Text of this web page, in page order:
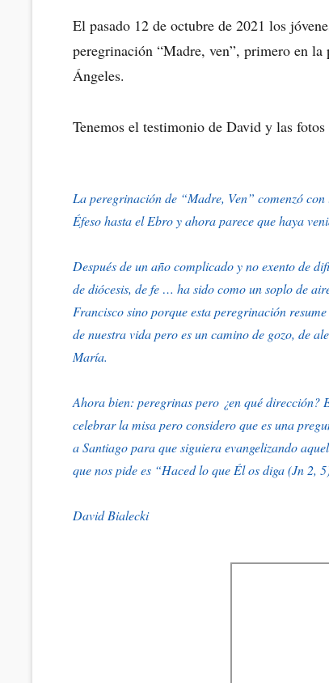
El pasado 12 de octubre de 2021 los
peregrinación “Madre, ven”, primero en
Ángeles.
Tenemos el testimonio de David y las
La peregrinación de “Madre, Ven” comenzó
Éfeso hasta el Ebro y ahora parece que haya
Después de un año complicado y no exento de
de diócesis, de fe … ha sido como un soplo de
Francisco sino porque esta peregrinación
de nuestra vida pero es un camino de gozo, de
María.
Ahora bien: peregrinas pero ¿en qué dirección?
celebrar la misa pero considero que es una
a Santiago para que siguiera evangelizando
que nos pide es “Haced lo que Él os diga (Jn 2,
David Bialecki